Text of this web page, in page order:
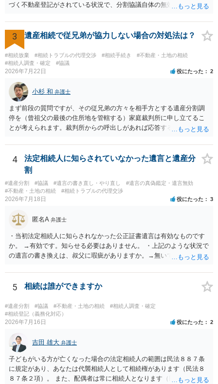
づく不動産登記がされている状況で、分割協議自体の無効を裁判所が
方の訴訟の主張及び立証次第ですが、 ・御祖母様の認知能力に関する
医師の意見書、筆跡鑑定 が提出されればその効力が否定される可能性
はありますが、 ・伯母様自身が分割協議に加わっていること ・御祖母
様の意に反する遺産分割協議を行う実益が誰にあったかの立証が困難
であること からすると、実際に遺産分割協議の効力が否定される可能
性はそれほど高くない（立証のハードルは非常に高い）ということが
言えると思います。
3 遺産相続で従兄弟が協力しない場合の対処法は？
#相続放棄 #相続トラブルの代理交渉 #相続手続き
#不動産・土地の相続
#相続人調査・確定
#協議
2026年7月22日 役にたった 2
小杉 和 弁護士
まず前段の質問ですが、その従兄弟の方々を相手方とする遺産分割調
停を（曾祖父の最後の住所地を管轄する）家庭裁判所に申し立てるこ
とが考えられます。裁判所からの呼出しがあれば応答する可能性がま
能と思われます。時間が思った以上にないので必要書類をてきぱきと
揃える必要があります。その点是非御注意ください。
4
法定相続人に知らされていなかった遺言と遺産分
割
#遺産分割 #協議 #遺言の書き直し・やり直し
#遺言の真偽鑑定・遺言無効
#不動産・土地の相続
#相続トラブルの代理交渉
2026年7月18日 役にたった 3
匿名A 弁護士
・当初法定相続人に知らされなかった公正証書遺言は有効なものです
か。 →有効です。知らせる必要はありません。 ・上記のような状況で
の遺言の書き換えは、叔父に瑕疵がありますか。→無いです。 ・分割
ますか。 →本人が自由に決められますので、どこが妥当とは言えない
です。客観的な基準もありません。 ・できれば穏やかに、分割を拒否
することはできますか。 →分割を拒否するということは、遺産はいら
ないということでしょうか。遺言で、受取を指定されててもいらない
と拒否することはできます。理由を説明する必要はありません。
5 相続は誰ができますか
#遺産分割 #協議 #不動産・土地の相続
#相続人調査・確定
#相続登記（義務化対応）
2026年7月16日 役にたった 2
吉田 雄大 弁護士
子どもがいる方が亡くなった場合の法定相続人の範囲は民法８８７条
に規定があり、あなたは代襲相続人として相続権があります（民法８
８７条２項）。 また、配偶者は常に相続人となります（民法８９０